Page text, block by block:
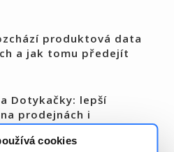
cookies
produktová data
a jak tomu předejít
Dotykačky: lepší
prodejnách i
objednávek